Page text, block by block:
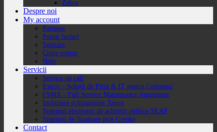
Zebra
Despre noi
My account
Partener
Portal facturi
Sesizare
Citire contor
Help
Servicii
Service on call
Estico – Soluții de Print & IT pentru Companii
FSMA – Full Service Maintenance Agreement
Inchiriere echipamente Xerox
Sistemul electronic de achiziții publice SEAP
Sistemul de finanțare prin Grenke
Contact